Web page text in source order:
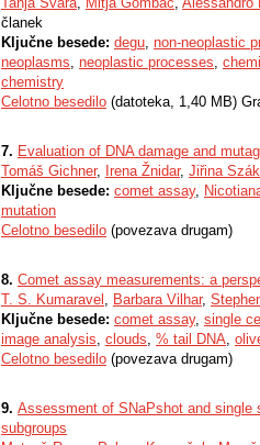
članek
Ključne besede: degu, non-neoplastic
neoplasms, neoplastic processes,
chemistry
Celotno besedilo (datoteka, 1,40 MB)
7. Evaluation of DNA damage and
Tomáš Gichner, Irena Žnidar, Jiřina
Ključne besede: comet assay,
mutation
Celotno besedilo (povezava drugam)
8. Comet assay measurements: a
T. S. Kumaravel , Barbara Vilhar,
Ključne besede: comet assay, single
image analysis, clouds, % tail DNA,
Celotno besedilo (povezava drugam)
9. Assessment of SNaPshot and single
subgroups